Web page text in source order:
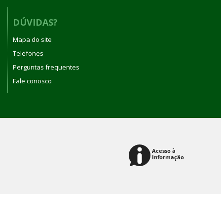
DÚVIDAS?
Mapa do site
Telefones
Perguntas frequentes
Fale conosco